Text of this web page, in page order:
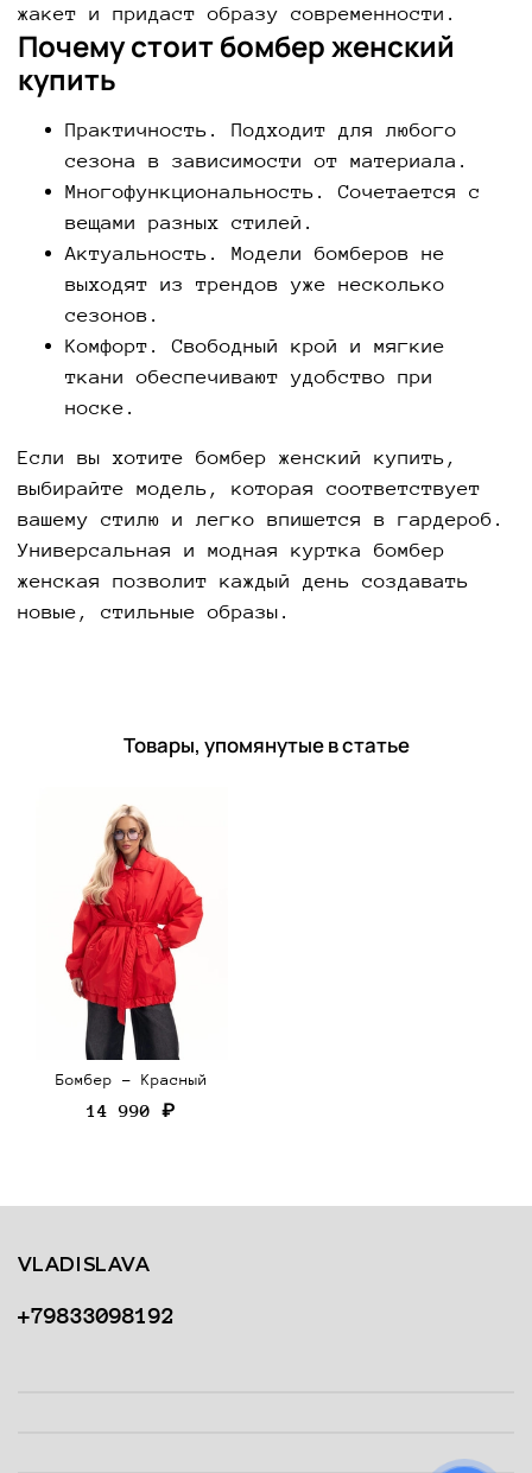
жакет и придаст образу современности.
Почему стоит бомбер женский
купить
Практичность. Подходит для любого
сезона в зависимости от материала.
Многофункциональность. Сочетается с
вещами разных стилей.
Актуальность. Модели бомберов не
выходят из трендов уже несколько
сезонов.
Комфорт. Свободный крой и мягкие
ткани обеспечивают удобство при
носке.
Если вы хотите бомбер женский купить,
выбирайте модель, которая соответствует
вашему стилю и легко впишется в гардероб.
Универсальная и модная куртка бомбер
женская позволит каждый день создавать
новые, стильные образы.
Товары, упомянутые в статье
Бомбер - Красный
14 990 ₽
+79833098192
VLADISLAVA